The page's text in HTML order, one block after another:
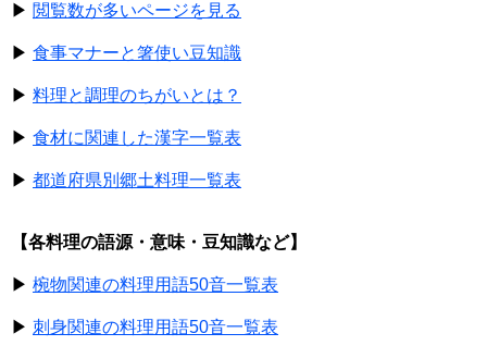
▶ 閲覧数が多いページを見る
▶ 食事マナーと箸使い豆知識
▶ 料理と調理のちがいとは？
▶ 食材に関連した漢字一覧表
▶ 都道府県別郷土料理一覧表
【各料理の語源・意味・豆知識など】
▶ 椀物関連の料理用語50音一覧表
▶ 刺身関連の料理用語50音一覧表